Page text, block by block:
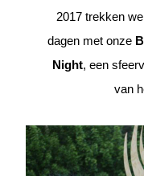
2017 trekken
dagen met onze
Night, een
van